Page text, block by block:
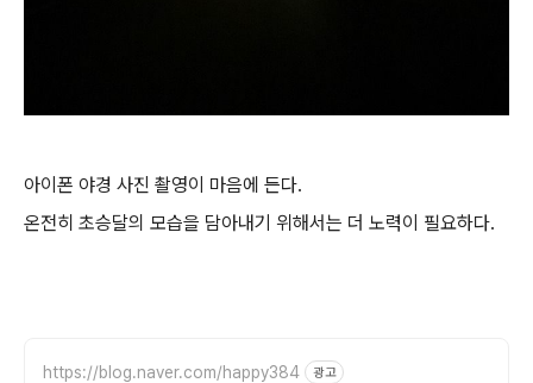
아이폰 야경 사진 촬영이 마음에 든다.
온전히 초승달의 모습을 담아내기 위해서는 더 노력이 필요하다.
https://blog.naver.com/happy384 광고